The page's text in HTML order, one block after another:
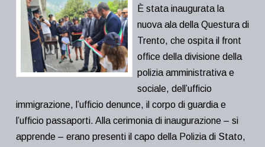
È stata inaugurata la
nuova ala della Questura di
Trento, che ospita il front
office della divisione della
polizia amministrativa e
sociale, dell’ufficio
immigrazione, l’ufficio denunce, il corpo di guardia e
l’ufficio passaporti. Alla cerimonia di inaugurazione – si
apprende – erano presenti il capo della Polizia di Stato,